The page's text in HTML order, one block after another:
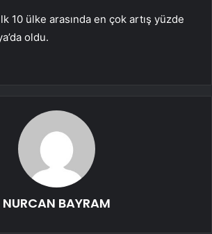
10 ülke arasında en çok artış yüzde
oldu.
NURCAN BAYRAM